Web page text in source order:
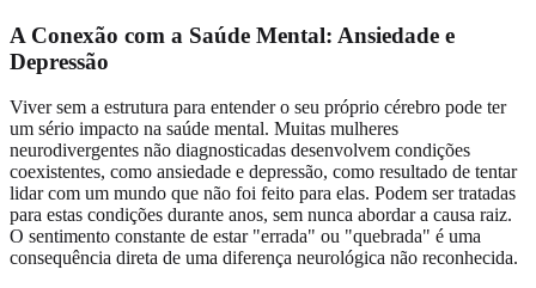
A Conexão com a Saúde Mental: Ansiedade e
Depressão
Viver sem a estrutura para entender o seu próprio cérebro pode ter
um sério impacto na saúde mental. Muitas mulheres
neurodivergentes não diagnosticadas desenvolvem condições
coexistentes, como ansiedade e depressão, como resultado de tentar
lidar com um mundo que não foi feito para elas. Podem ser tratadas
para estas condições durante anos, sem nunca abordar a causa raiz.
O sentimento constante de estar "errada" ou "quebrada" é uma
consequência direta de uma diferença neurológica não reconhecida.